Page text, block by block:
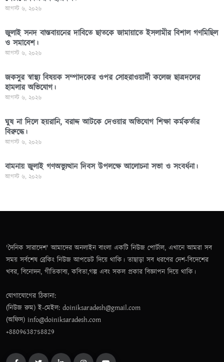
আগস্ট ৬, ২০২৬
জুলাই সনদ বাস্তবায়নের দাবিতে ছাতকে জামায়াতে ইসলামীর বিশাল গণমিছিল
ও সমাবেশ।
আগস্ট ৬, ২০২৬
জকসুর স্বাস্থ্য বিষয়ক সম্পাদকের ওপর সোহরাওয়ার্দী কলেজ ছাত্রদলের
হামলার অভিযোগ।
আগস্ট ৬, ২০২৬
ঘুষ না দিলে হয়রানি, বরাদ্দ আটকে দেওয়ার অভিযোগ শিক্ষা কর্মকর্তার
বিরুদ্ধে।
আগস্ট ৬, ২০২৬
বামনায় জুলাই গণঅভ্যুত্থান দিবস উপলক্ষে আলোচনা সভা ও সংবর্ধনা।
আগস্ট ৬, ২০২৬
'দৈনিক সারাদেশ' আমাদের অনলাইন বাংলা একটি নিউজ পোর্টাল, এখানে আমরা সব
সময় সর্বশেষ ব্রেকিং নিউজ আপডেট দিয়ে থাকি। তাছাড়া সব ধরণের দেশ-বিদেশের
খবর, বিনোদন, গীতিকাব্য, কবিতা,গল্প এবং সকল প্রকার বিজ্ঞাপন দিয়ে থাকি।
যোগাযোগের ঠিকানা:
(নিউজ রুম) ই-মেইল: doiniksaradesh@gmail.com
(অফিস) info@doiniksaradesh.com
+8809638758829